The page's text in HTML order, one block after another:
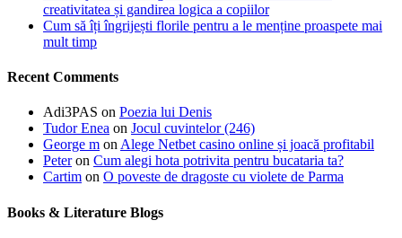
creativitatea și gandirea logica a copiilor
Cum să îți îngrijești florile pentru a le menține proaspete mai
mult timp
Recent Comments
Adi3PAS on Poezia lui Denis
Tudor Enea on Jocul cuvintelor (246)
George m on Alege Netbet casino online și joacă profitabil
Peteron Cum alegi hota potrivita pentru bucataria ta?
Cartim on O poveste de dragoste cu violete de Parma
Books & Literature Blogs